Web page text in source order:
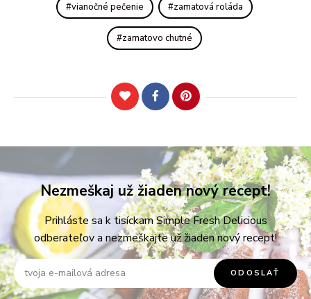
vianočné pečenie zamatová roláda
zamatovo chutné
Nezmeškaj už žiaden nový recept!
Prihláste sa k tisíckam Simple Fresh Delicious
odberateľov a nezmeškajte už žiaden nový recept!